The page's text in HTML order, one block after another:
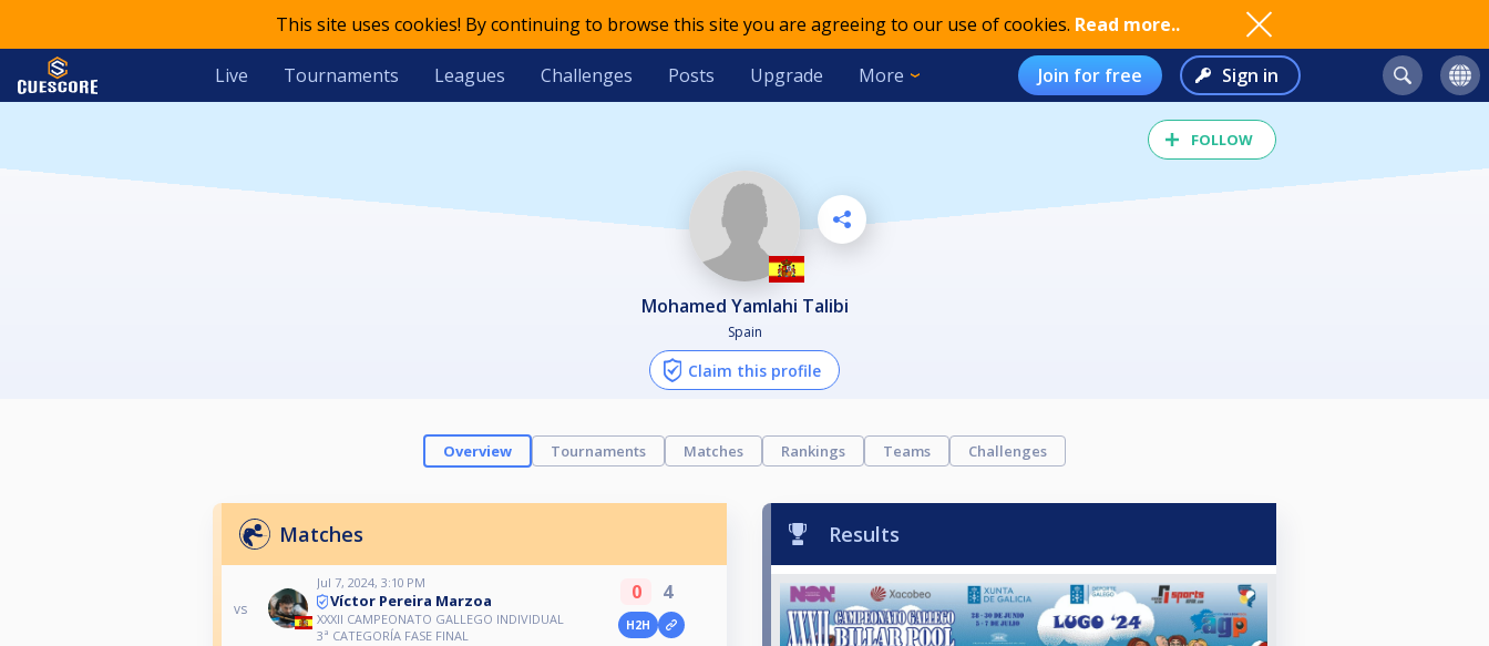
This site uses cookies! By continuing to browse this site you are agreeing to our use of cookies. Read more..
Live Tournaments Leagues Challenges Posts Upgrade More Join for free Sign in
FOLLOW
Mohamed Yamlahi Talibi
Spain
Claim this profile
Overview Tournaments Matches Rankings Teams Challenges
Matches
vs
Jul 7, 2024, 3:10 PM
Víctor Pereira Marzoa
XXXII CAMPEONATO GALLEGO INDIVIDUAL
3ª CATEGORÍA FASE FINAL
0 4
H2H
Results